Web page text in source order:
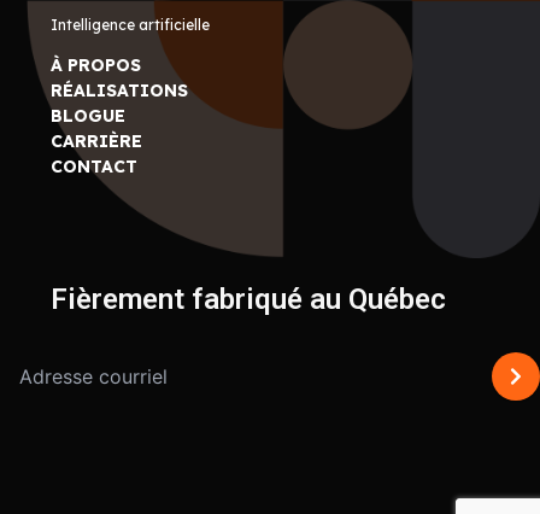
Intelligence artificielle
À PROPOS
RÉALISATIONS
BLOGUE
CARRIÈRE
CONTACT
Fièrement fabriqué au Québec